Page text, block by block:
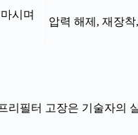
시며
압력 해제, 재장착
리필터 고장은 기술자의